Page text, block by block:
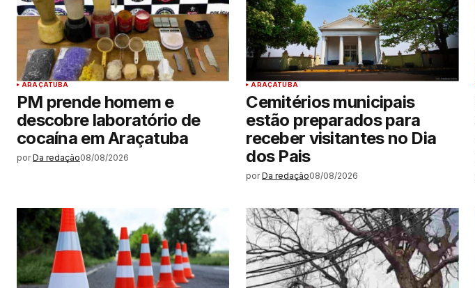
ARAÇATUBA
PM prende homem e
descobre laboratório de
cocaína em Araçatuba
por Da redação08/08/2026
ARAÇATUBA
Cemitérios municipais
estão preparados para
receber visitantes no Dia
dos Pais
por Da redação08/08/2026